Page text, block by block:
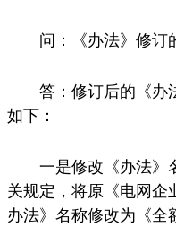
问：《办法》修订
答：修订后的《办
如下：
一是修改《办法》
关规定，将原《电网企
办法》名称修改为《全